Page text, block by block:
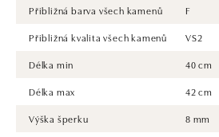
Přibližná barva všech kamenů
F
Přibližná kvalita všech kamenů
VS2
Délka min
40 cm
Délka max
42 cm
Výška šperku
8 mm